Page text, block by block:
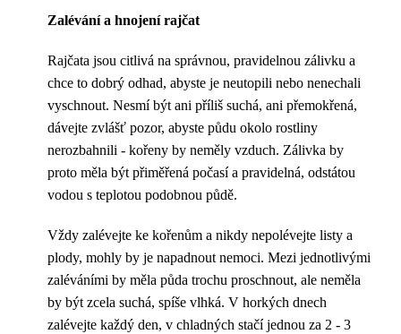
Zalévání a hnojení rajčat
Rajčata jsou citlivá na správnou, pravidelnou zálivku a
chce to dobrý odhad, abyste je neutopili nebo nenechali
vyschnout. Nesmí být ani příliš suchá, ani přemokřená,
dávejte zvlášť pozor, abyste půdu okolo rostliny
nerozbahnili - kořeny by neměly vzduch. Zálivka by
proto měla být přiměřená počasí a pravidelná, odstátou
vodou s teplotou podobnou půdě.
Vždy zalévejte ke kořenům a nikdy nepolévejte listy a
plody, mohly by je napadnout nemoci. Mezi jednotlivými
zaléváními by měla půda trochu proschnout, ale neměla
by být zcela suchá, spíše vlhká. V horkých dnech
zalévejte každý den, v chladných stačí jednou za 2 - 3